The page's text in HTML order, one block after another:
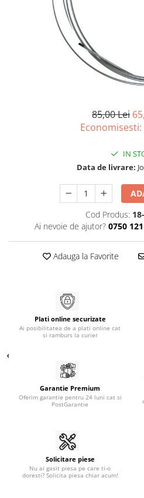
85,00 Lei
Economisesti:
IN
Data de livrare:
Cod Produs:
Ai nevoie de ajutor? 0750
Adauga la Favorite
Plati online securizate
Ai posibilitatea de a plati online cat
si ramburs la curier
Garantie Premium
Oferim garantie pentru 24 luni cat si
PostGarantie
Solicitare piese
Nu ai gasit piesa pe care ti-o
doresti? Solicita piesa chiar acum!